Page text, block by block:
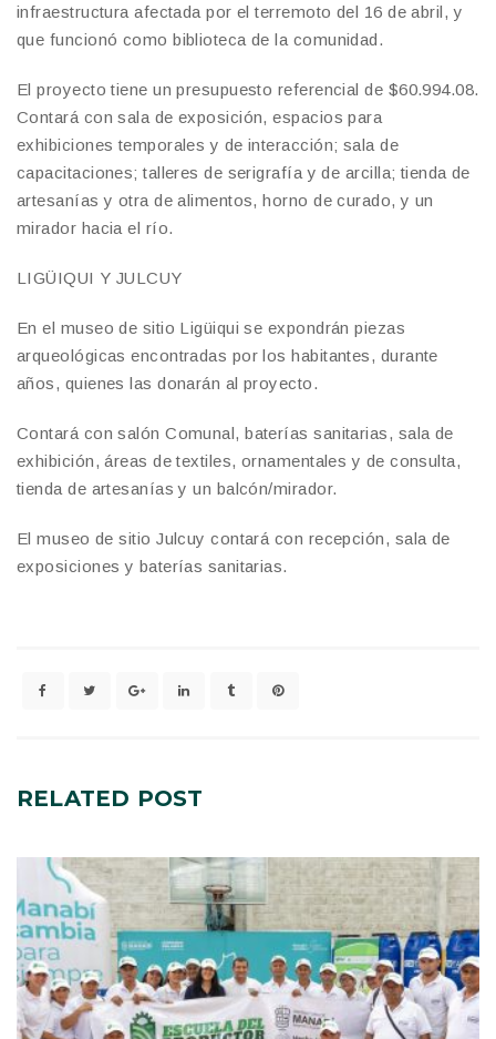
infraestructura afectada por el terremoto del 16 de abril, y
que funcionó como biblioteca de la comunidad.
El proyecto tiene un presupuesto referencial de $60.994.08.
Contará con sala de exposición, espacios para
exhibiciones temporales y de interacción; sala de
capacitaciones; talleres de serigrafía y de arcilla; tienda de
artesanías y otra de alimentos, horno de curado, y un
mirador hacia el río.
LIGÜIQUI Y JULCUY
En el museo de sitio Ligüiqui se expondrán piezas
arqueológicas encontradas por los habitantes, durante
años, quienes las donarán al proyecto.
Contará con salón Comunal, baterías sanitarias, sala de
exhibición, áreas de textiles, ornamentales y de consulta,
tienda de artesanías y un balcón/mirador.
El museo de sitio Julcuy contará con recepción, sala de
exposiciones y baterías sanitarias.
RELATED POST